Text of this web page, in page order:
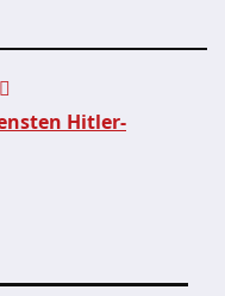
Hitler-